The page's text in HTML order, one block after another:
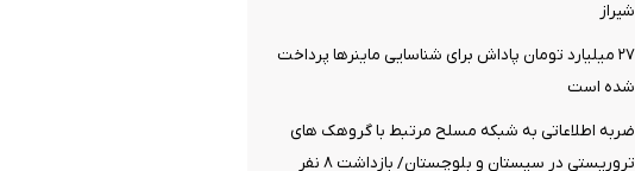
شیراز
۲۷ میلیارد تومان پاداش برای شناسایی ماینرها پرداخت
شده است
ضربه اطلاعاتی به شبکه مسلح مرتبط با گروهک های
تروریستی در سیستان و بلوچستان/ بازداشت ۸ نفر